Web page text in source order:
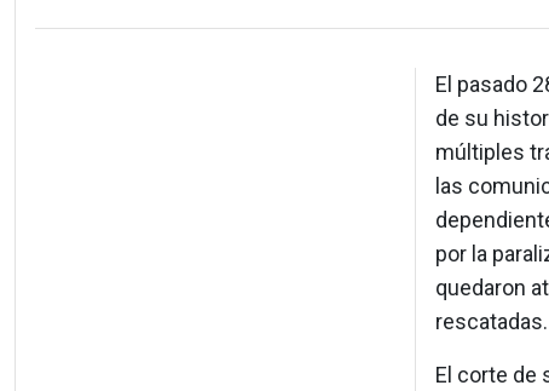
El pasado
de su
múltiples
las
por la
quedaron
rescatadas.
El corte de